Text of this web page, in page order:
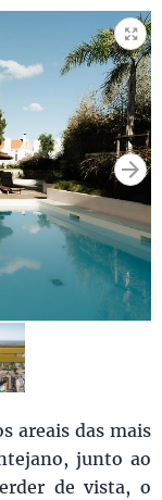
areais das mais
junto ao
de vista, o